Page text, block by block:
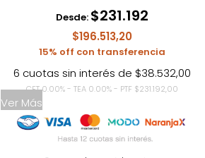
Desde: $231.192
$196.513,20
15% off con transferencia
6 cuotas sin interés de $38.532,00
CFT 0.00% - TEA 0.00% - PTF $231.192,00
Ver Más